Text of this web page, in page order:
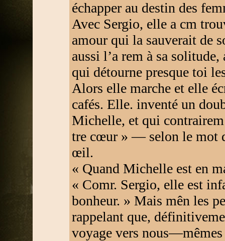
échapper au destin des
Avec Sergio, elle a cm
amour qui la sauverait de
aussi l’a rem à sa
qui détourne presque toi
Alors elle marche et elle
cafés. Elle. inventé un
Michelle, et qui
tre cœur » — selon le mot
œil.
« Quand Michelle est en
« Comr. Sergio, elle est
bonheur. » Mais mên les
rappelant que,
voyage vers nous—mêmes